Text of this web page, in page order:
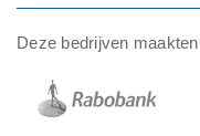
Deze bedrijven